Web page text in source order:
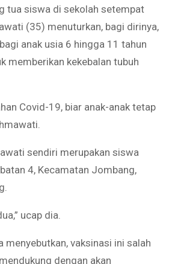
tua siswa di sekolah setempat
(35) menuturkan, bagi dirinya,
anak usia 6 hingga 11 tahun
memberikan kekebalan tubuh
Covid-19, biar anak-anak tetap
sendiri merupakan siswa
4, Kecamatan Jombang,
ucap dia.
menyebutkan, vaksinasi ini salah
dengan akan